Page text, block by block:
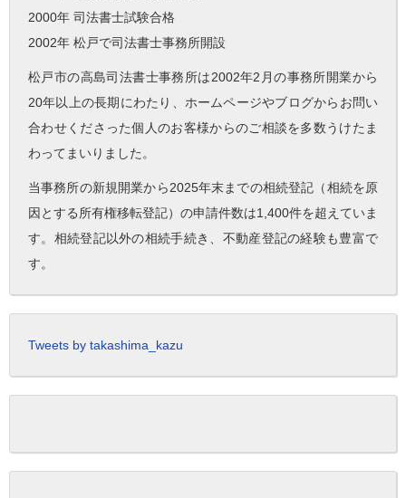
2000年 司法書士試験合格
2002年 松戸で司法書士事務所開設
松戸市の高島司法書士事務所は2002年2月の事務所開業から
20年以上の長期にわたり、ホームページやブログからお問い
合わせくださった個人のお客様からのご相談を多数うけたま
わってまいりました。
当事務所の新規開業から2025年末までの相続登記（相続を原
因とする所有権移転登記）の申請件数は1,400件を超えていま
す。相続登記以外の相続手続き、不動産登記の経験も豊富で
す。
Tweets by takashima_kazu